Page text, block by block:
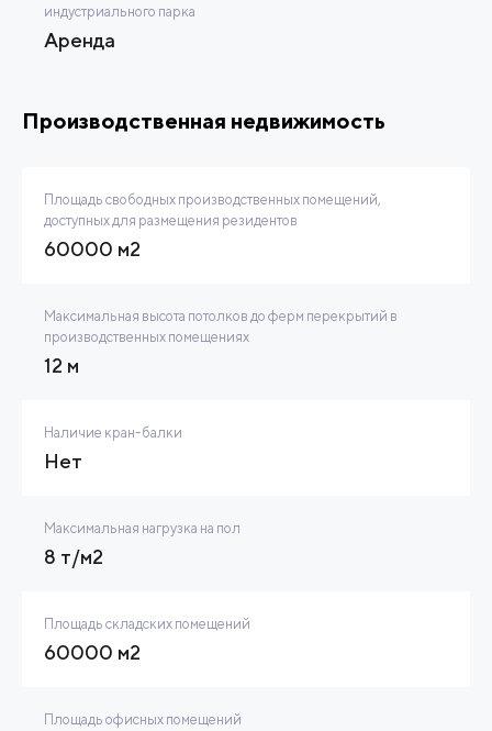
индустриального парка
Аренда
Производственная недвижимость
Площадь свободных производственных помещений,
доступных для размещения резидентов
60000 м2
Максимальная высота потолков до ферм перекрытий в
производственных помещениях
12 м
Наличие кран-балки
Нет
Максимальная нагрузка на пол
8 т/м2
Площадь складских помещений
60000 м2
Площадь офисных помещений